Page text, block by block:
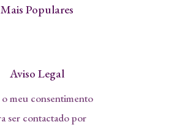
Mais Populares
Aviso Legal
meu consentimento
ser contactado por